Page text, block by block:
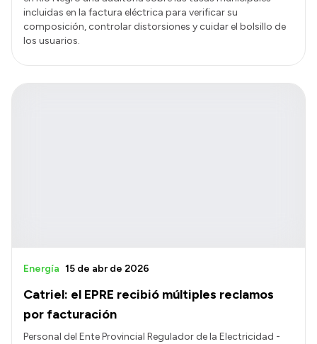
incluidas en la factura eléctrica para verificar su
composición, controlar distorsiones y cuidar el bolsillo de
los usuarios.
Catriel: el EPRE recibió múltiples reclamos
por facturación
Energía 15 de abr de 2026
Personal del Ente Provincial Regulador de la Electricidad -